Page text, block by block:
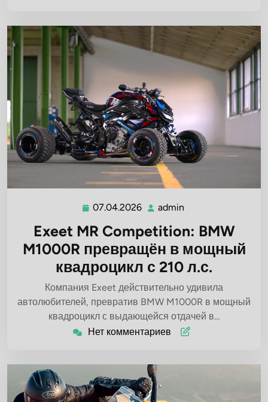
07.04.2026 07.04.2026
admin
Exeet MR Competition: BMW
M1000R превращён в мощный
квадроцикл с 210 л.с.
Компания Exeet действительно удивила
автолюбителей, превратив BMW M1000R в мощный
квадроцикл с выдающейся отдачей в…
Нет комментариев